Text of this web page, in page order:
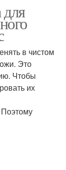
из
в чистом
Это
Чтобы
их